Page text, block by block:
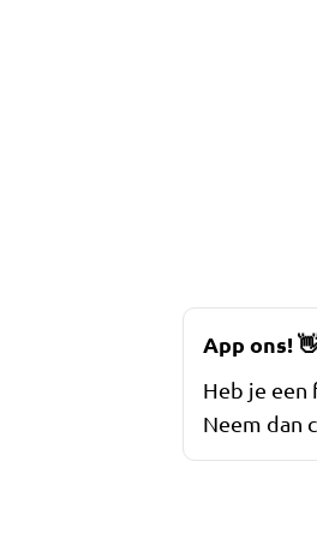
App ons!
Heb je
Neem dan